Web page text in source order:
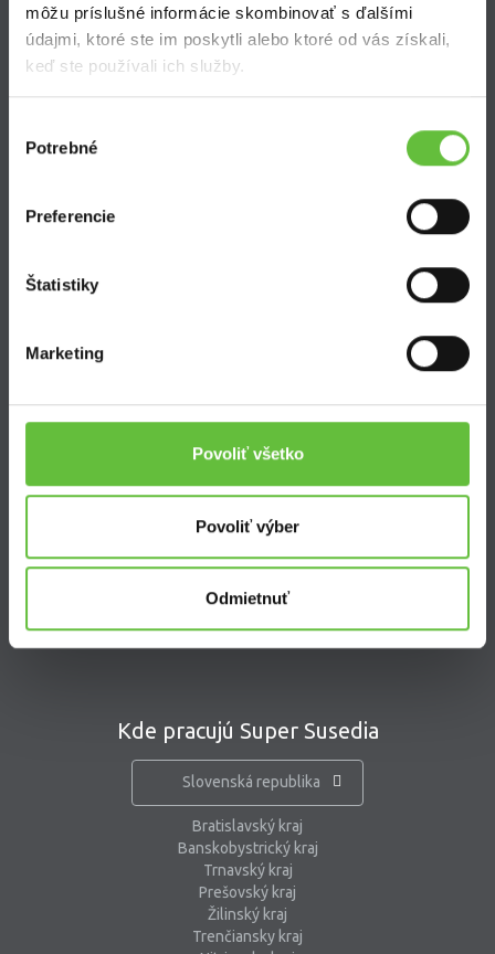
môžu príslušné informácie skombinovať s ďalšími
údajmi, ktoré ste im poskytli alebo ktoré od vás získali,
keď ste používali ich služby.
súhlasu
Potrebné
Preferencie
Štatistiky
Marketing
Povoliť všetko
Povoliť výber
Odmietnuť
Ako sa stať Super Susedom?
Často kladené otázky
Kontakt
Supersused.sk s.r.o.
Vajnorská 100/B, 831 04 Bratislava
kontaktný formulár
Kde pracujú Super Susedia
Slovenská republika
Bratislavský kraj
Banskobystrický kraj
Trnavský kraj
Prešovský kraj
Žilinský kraj
Trenčiansky kraj